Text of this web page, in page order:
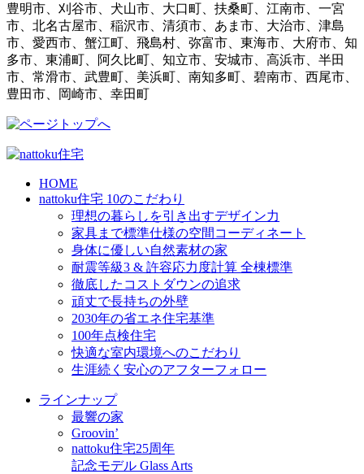
豊明市、刈谷市、犬山市、大口町、扶桑町、江南市、一宮
市、北名古屋市、稲沢市、清須市、あま市、大治市、津島
市、愛西市、蟹江町、飛島村、弥富市、東海市、大府市、知
多市、東浦町、阿久比町、知立市、安城市、高浜市、半田
市、常滑市、武豊町、美浜町、南知多町、碧南市、西尾市、
豊田市、岡崎市、幸田町
HOME
nattoku住宅 10のこだわり
理想の暮らしを引き出すデザイン力
家具まで標準仕様の空間コーディネート
身体に優しい自然素材の家
耐震等級3 & 許容応力度計算 全棟標準
徹底したコストダウンの追求
頑丈で長持ちの外壁
2030年の省エネ住宅基準
100年点検住宅
快適な室内環境へのこだわり
生涯続く安心のアフターフォロー
ラインナップ
最響の家
Groovin’
nattoku住宅25周年
記念モデル Glass Arts